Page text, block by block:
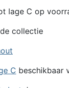
lage C op
collectie
C beschikbaar